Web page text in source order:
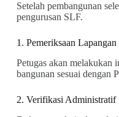
Setelah pembangunan
pengurusan SLF.
1. Pemeriksaan Lapangan
Petugas akan melakukan
bangunan sesuai dengan
2. Verifikasi Administratif